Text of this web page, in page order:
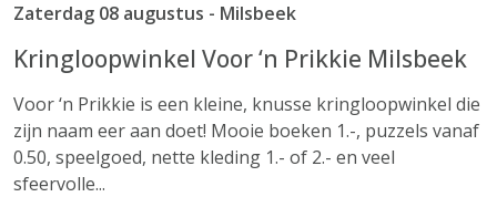
Zaterdag 08 augustus - Milsbeek
Kringloopwinkel Voor ‘n Prikkie Milsbeek
Voor ‘n Prikkie is een kleine, knusse kringloopwinkel die
zijn naam eer aan doet! Mooie boeken 1.-, puzzels vanaf
0.50, speelgoed, nette kleding 1.- of 2.- en veel
sfeervolle...